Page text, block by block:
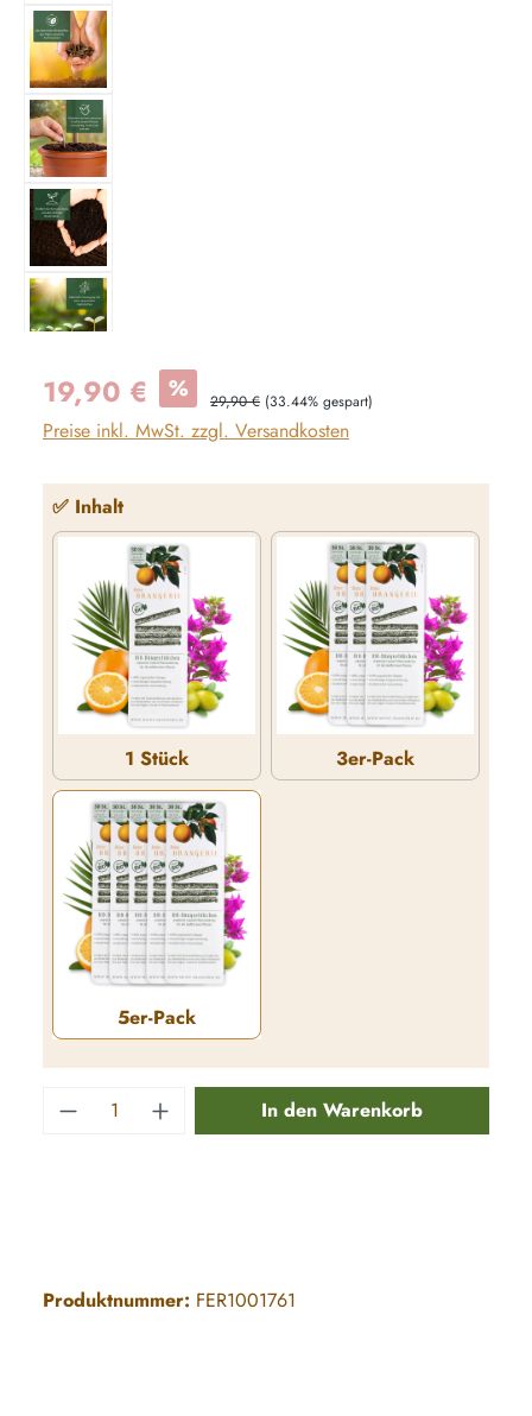
Verkaufspreis:
19,90 € % Regulärer Preis:
29,90 € (33.44% gespart)
Preise inkl. MwSt. zzgl. Versandkosten
✅ Inhaltauswählen
1 Stück
1 Stück
3er-Pack
5er-Pack
Produkt Anzahl: Gib den gewünschten
In den Warenkorb
Produktnummer: FER1001761